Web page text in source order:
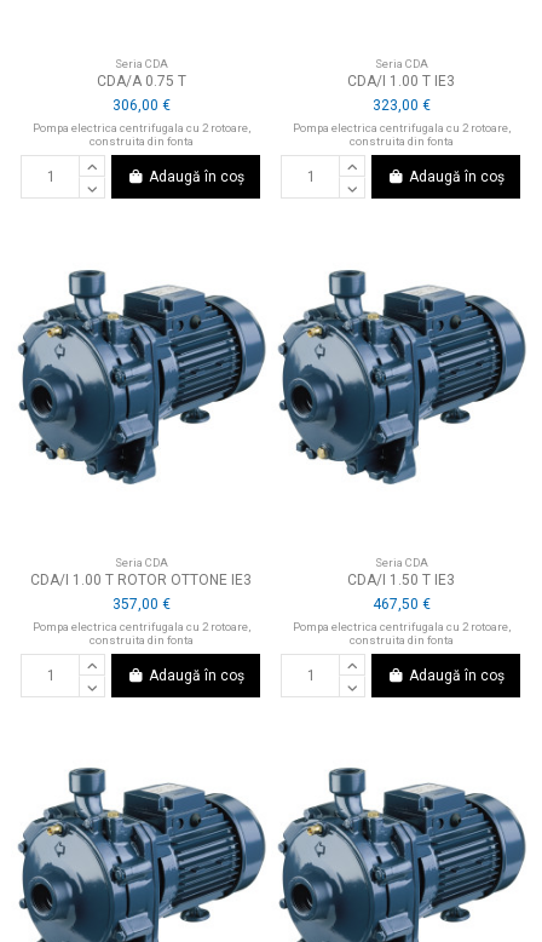
Seria CDA
CDA/A 0.75 T
306,00 €
Pompa electrica centrifugala cu 2 rotoare,
construita din fonta
Adaugă în coș
Seria CDA
CDA/I 1.00 T IE3
323,00 €
Pompa electrica centrifugala cu 2 rotoare,
construita din fonta
Adaugă în coș
Seria CDA
CDA/I 1.00 T ROTOR OTTONE IE3
357,00 €
Pompa electrica centrifugala cu 2 rotoare,
construita din fonta
Adaugă în coș
Seria CDA
CDA/I 1.50 T IE3
467,50 €
Pompa electrica centrifugala cu 2 rotoare,
construita din fonta
Adaugă în coș